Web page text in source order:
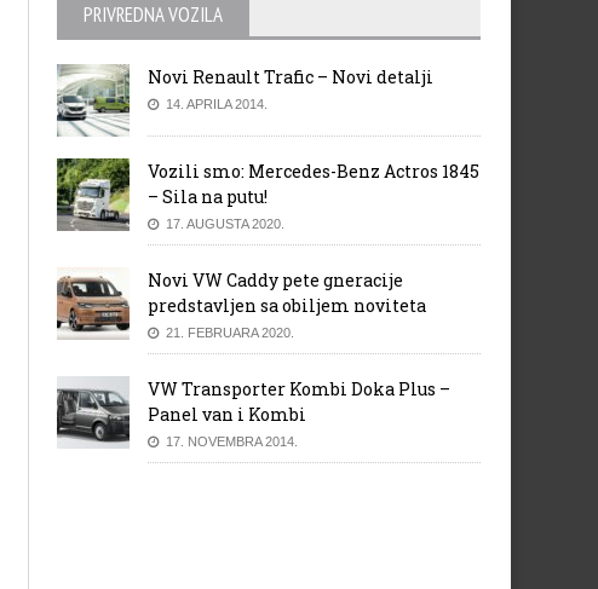
PRIVREDNA VOZILA
Novi Renault Trafic – Novi detalji
14. APRILA 2014.
Vozili smo: Mercedes-Benz Actros 1845
– Sila na putu!
17. AUGUSTA 2020.
Novi VW Caddy pete gneracije
predstavljen sa obiljem noviteta
21. FEBRUARA 2020.
VW Transporter Kombi Doka Plus –
Panel van i Kombi
17. NOVEMBRA 2014.